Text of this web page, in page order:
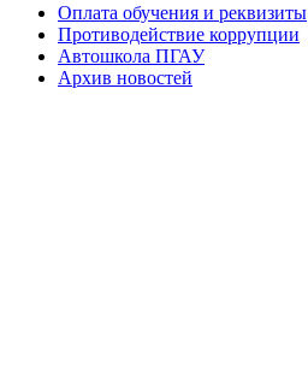
Оплата обучения и реквизиты
Противодействие коррупции
Автошкола ПГАУ
Архив новостей